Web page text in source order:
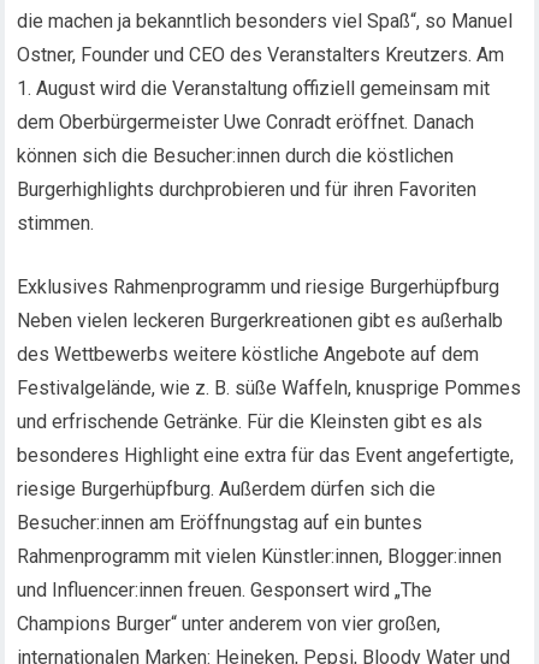
die machen ja bekanntlich besonders viel Spaß“, so Manuel
Ostner, Founder und CEO des Veranstalters Kreutzers. Am
1. August wird die Veranstaltung offiziell gemeinsam mit
dem Oberbürgermeister Uwe Conradt eröffnet. Danach
können sich die Besucher:innen durch die köstlichen
Burgerhighlights durchprobieren und für ihren Favoriten
stimmen.
Exklusives Rahmenprogramm und riesige Burgerhüpfburg
Neben vielen leckeren Burgerkreationen gibt es außerhalb
des Wettbewerbs weitere köstliche Angebote auf dem
Festivalgelände, wie z. B. süße Waffeln, knusprige Pommes
und erfrischende Getränke. Für die Kleinsten gibt es als
besonderes Highlight eine extra für das Event angefertigte,
riesige Burgerhüpfburg. Außerdem dürfen sich die
Besucher:innen am Eröffnungstag auf ein buntes
Rahmenprogramm mit vielen Künstler:innen, Blogger:innen
und Influencer:innen freuen. Gesponsert wird „The
Champions Burger“ unter anderem von vier großen,
internationalen Marken: Heineken, Pepsi, Bloody Water und